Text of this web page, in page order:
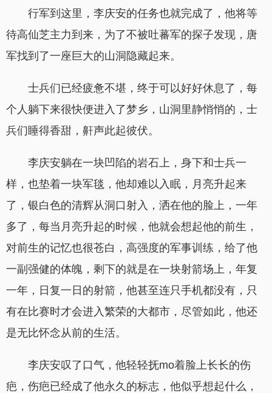
行军到这里，李庆安的任务也就完成了，他将等
待高仙芝主力到来，为了不被吐蕃军的探子发现，唐
军找到了一座巨大的山洞隐藏起来。
士兵们已经疲惫不堪，终于可以好好休息了，每
个人躺下来很快便进入了梦乡，山洞里静悄悄的，士
兵们睡得香甜，鼾声此起彼伏。
李庆安躺在一块凹陷的岩石上，身下和士兵一
样，也垫着一块军毯，他却难以入眠，月亮升起来
了，银白色的清辉从洞口射入，洒在他的脸上，一年
多了，每当月亮升起的时候，他就会想起他的前生，
对前生的记忆也很苍白，高强度的军事训练，给了他
一副强健的体魄，剩下的就是在一块射箭场上，年复
一年，日复一日的射箭，他甚至连只手机都没有，只
有在比赛时才会进入繁荣的大都市，尽管如此，他还
是无比怀念从前的生活。
李庆安叹了口气，他轻轻抚mo着脸上长长的伤
疤，伤疤已经成了他永久的标志，他似乎想起什么，